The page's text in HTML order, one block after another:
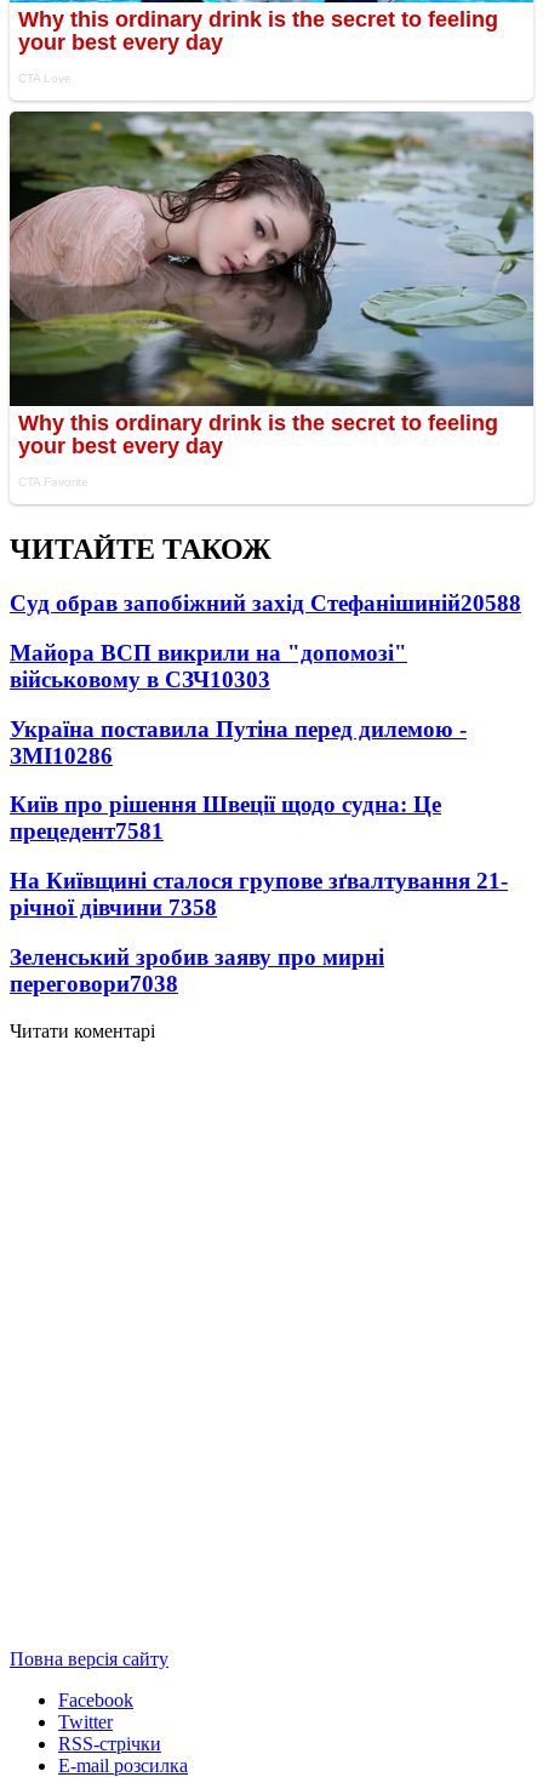
ЧИТАЙТЕ ТАКОЖ
Суд обрав запобіжний захід Стефанішиній20588
Майора ВСП викрили на "допомозі"
військовому в СЗЧ10303
Україна поставила Путіна перед дилемою -
ЗМІ10286
Київ про рішення Швеції щодо судна: Це
прецедент7581
На Київщині сталося групове зґвалтування 21-
річної дівчини 7358
Зеленський зробив заяву про мирні
переговори7038
Читати коментарі
Повна версія сайту
Facebook
Twitter
RSS-стрічки
E-mail розсилка